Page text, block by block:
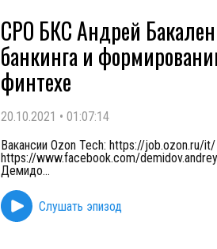
CPO БКС Андрей
банкинга и
финтехе
20.10.2021 • 01:07:14
Вакансии Ozon Tech: https://job.ozon.ru/
https://www.facebook.com/
Демидо...
Слушать эпизод